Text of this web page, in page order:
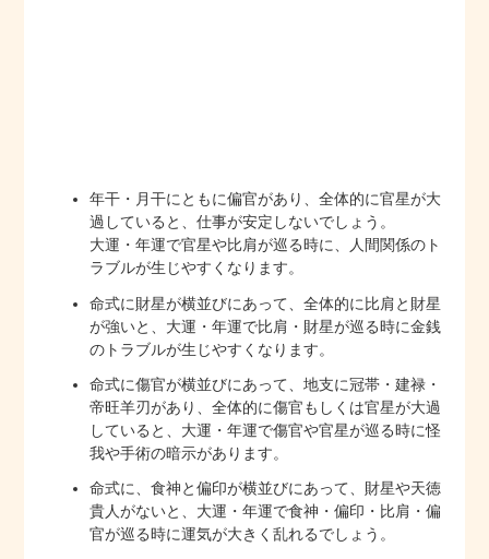
年干・月干にともに偏官があり、全体的に官星が大
過していると、仕事が安定しないでしょう。
大運・年運で官星や比肩が巡る時に、人間関係のト
ラブルが生じやすくなります。
命式に財星が横並びにあって、全体的に比肩と財星
が強いと、大運・年運で比肩・財星が巡る時に金銭
のトラブルが生じやすくなります。
命式に傷官が横並びにあって、地支に冠帯・建禄・
帝旺羊刃があり、全体的に傷官もしくは官星が大過
していると、大運・年運で傷官や官星が巡る時に怪
我や手術の暗示があります。
命式に、食神と偏印が横並びにあって、財星や天徳
貴人がないと、大運・年運で食神・偏印・比肩・偏
官が巡る時に運気が大きく乱れるでしょう。